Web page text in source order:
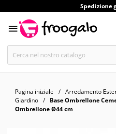
Spedizione

Pagina iniziale Arredamento
Giardino
Base Ombrellone
Ombrellone Ø44 cm